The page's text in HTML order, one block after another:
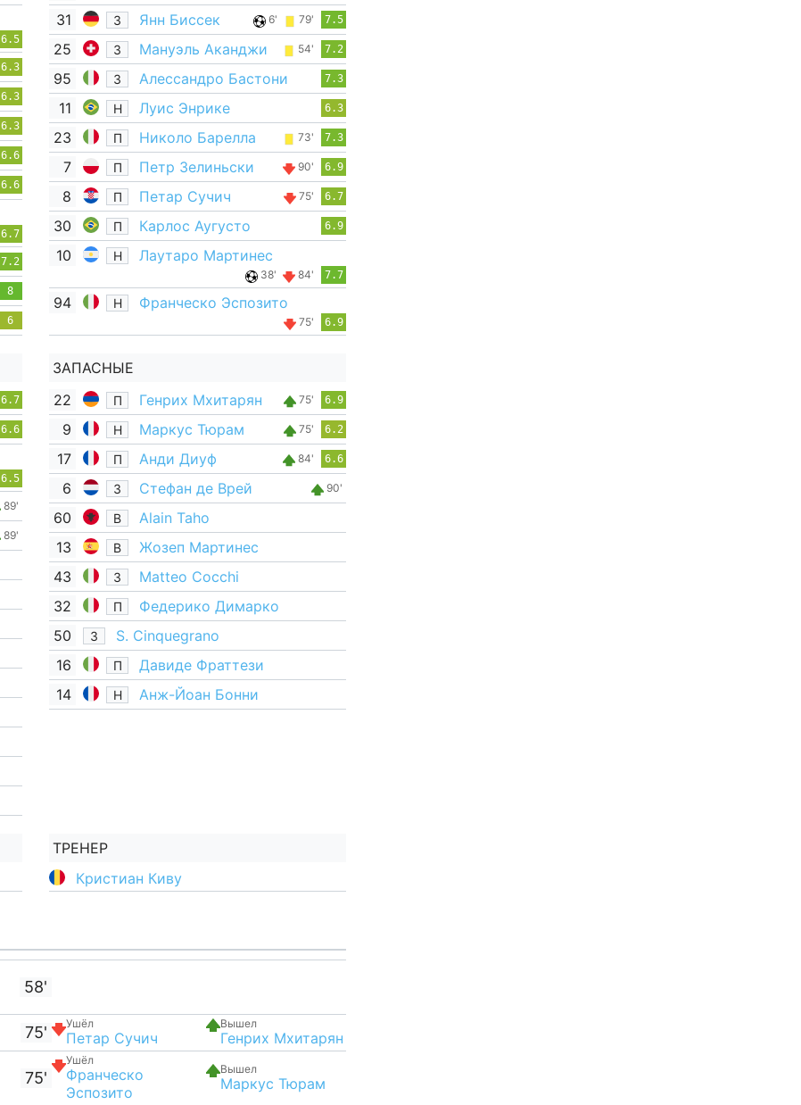
6.5
6.3
6.3
6.3
6.6
6.6
6.7
7.2
8
6
6.7
6.6
6.5
89'
89'
31 З Янн Биссек 6' 79' 7.5
25 З Мануэль Аканджи 54' 7.2
95 З Алессандро Бастони 7.3
11 Н Луис Энрике 6.3
23 П Николо Барелла 73' 7.3
7 П Петр Зелиньски 90' 6.9
8 П Петар Сучич 75' 6.7
30 П Карлос Аугусто 6.9
10 Н Лаутаро Мартинес
38' 84' 7.7
94 Н Франческо Эспозито
75' 6.9
ЗАПАСНЫЕ
22
П Генрих Мхитарян 75' 6.9
9 Н Маркус Тюрам 75' 6.2
17 П Анди Диуф 84' 6.6
6 З Стефан де Врей 90'
60 В
Alain Taho
13
В
Жозеп Мартинес
43
З
Matteo Cocchi
32
П
Федерико Димарко
50
З
S. Cinquegrano
16
П
Давиде Фраттези
14
Н Анж-Йоан Бонни
ТРЕНЕР
Кристиан Киву
58'
75' Ушёл
Петар Сучич
Вышел
Генрих Мхитарян
75'
Ушёл
Франческо
Эспозито
Вышел
Маркус Тюрам